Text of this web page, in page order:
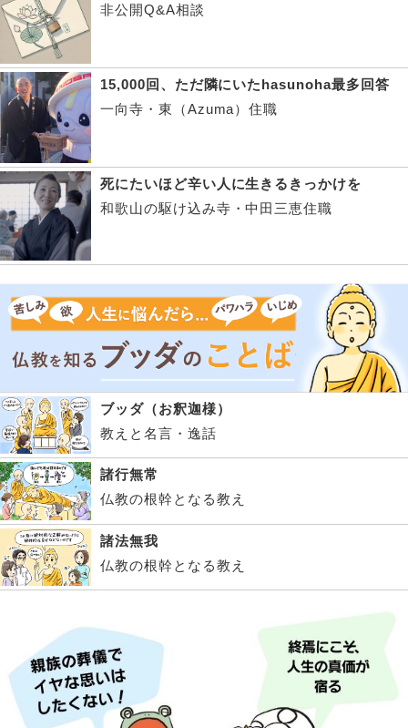
非公開Q&A相談
15,000回、ただ隣にいたhasunoha最多回答
一向寺・東（Azuma）住職
死にたいほど辛い人に生きるきっかけを
和歌山の駆け込み寺・中田三恵住職
ブッダ（お釈迦様）
教えと名言・逸話
諸行無常
仏教の根幹となる教え
諸法無我
仏教の根幹となる教え